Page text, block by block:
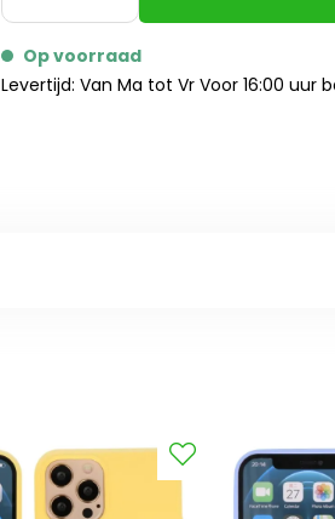
Op voorraad
Levertijd: Van Ma tot Vr Voor 16:00 uur